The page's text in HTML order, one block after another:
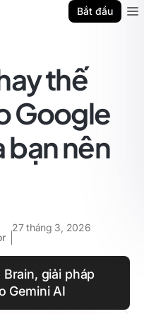
Bắt đầu
thế
Google
bạn nên
27 tháng 3, 2026
giải pháp
Gemini AI